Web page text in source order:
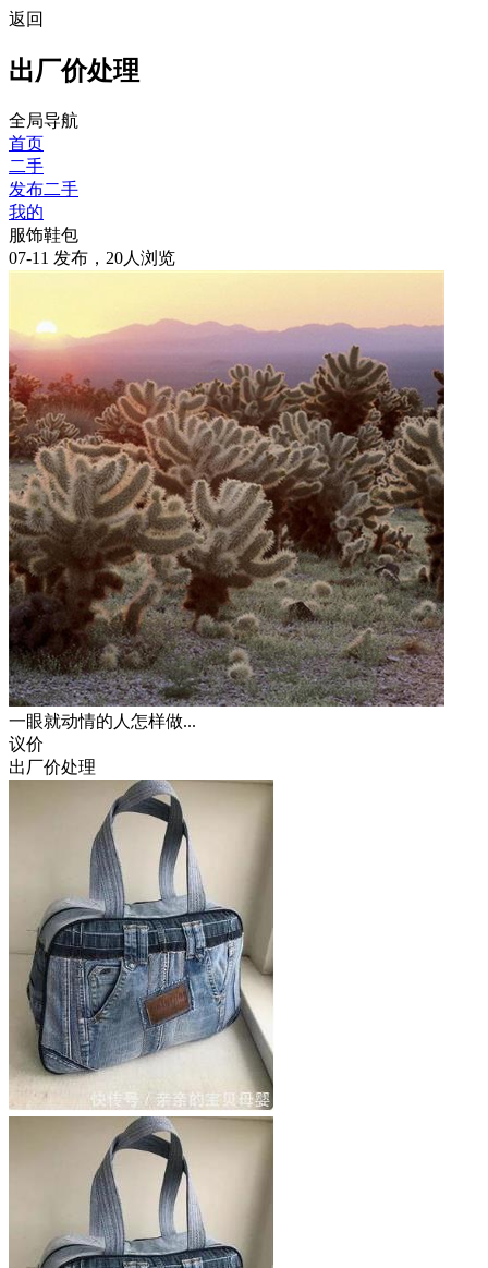
返回
出厂价处理
全局导航
首页
二手
发布二手
我的
服饰鞋包
07-11 发布，20人浏览
一眼就动情的人怎样做...
议价
出厂价处理